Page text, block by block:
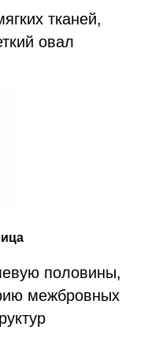
тканей,
овал
половины,
межбровных